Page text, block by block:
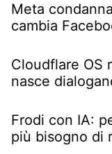
Meta
cambia
Cloudflare OS
nasce
Frodi con IA:
più bisogno di